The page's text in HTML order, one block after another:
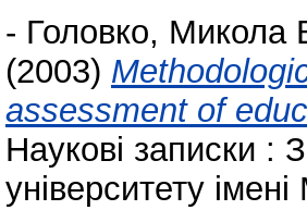
- Головко, Микола
(2003)
assessment of
Наукові записки :
університету